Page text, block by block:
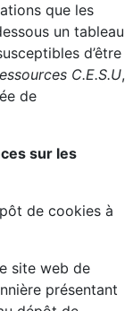
que les
un tableau
d’être
C.E.S.U,
de
sur les
de cookies à
site web de
présentant